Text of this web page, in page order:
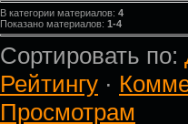
В категории материалов: 4
Показано материалов: 1-4
Сортировать по:
Рейтингу ·
Просмотрам